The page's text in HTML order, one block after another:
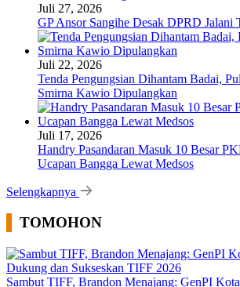
Juli 27, 2026
GP Ansor Sangihe Desak DPRD Jalani
Juli 22, 2026
Tenda Pengungsian Dihantam Badai,
Smirna Kawio Dipulangkan
Juli 17, 2026
Handry Pasandaran Masuk 10 Besar
Ucapan Bangga Lewat Medsos
Selengkapnya
TOMOHON
Sambut TIFF, Brandon Menajang: ​GenPI